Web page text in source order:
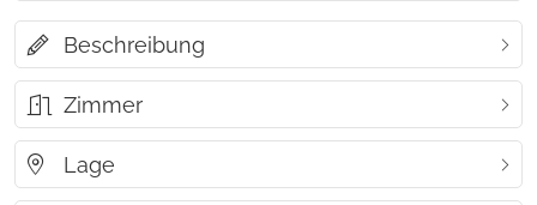
Beschreibung
Zimmer
Lage